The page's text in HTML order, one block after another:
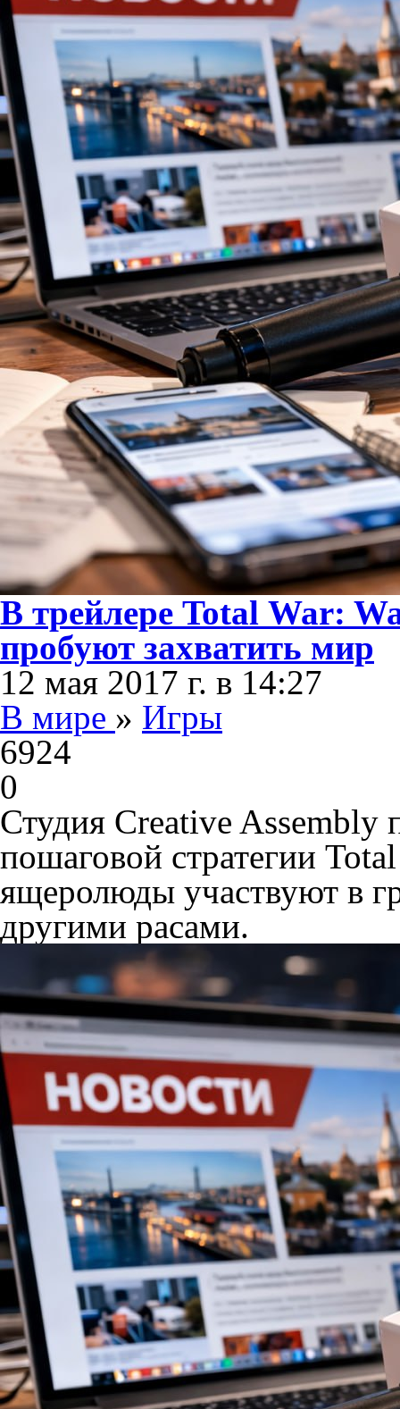
В трейлере Total War:
пробуют захватить мир
12 мая 2017 г. в 14:27
В мире » Игры
6924
0
Студия Creative Assembly
пошаговой стратегии
ящеролюды участвуют в
другими расами.